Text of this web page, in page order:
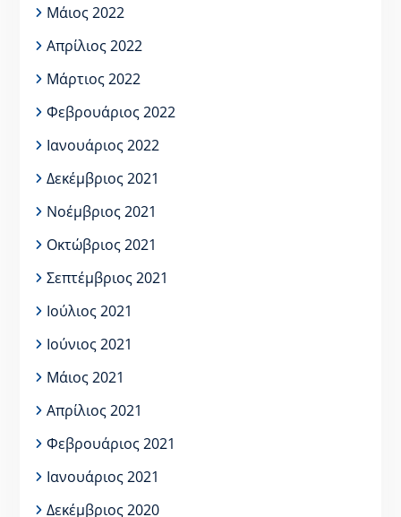
Μάιος 2022
Απρίλιος 2022
Μάρτιος 2022
Φεβρουάριος 2022
Ιανουάριος 2022
Δεκέμβριος 2021
Νοέμβριος 2021
Οκτώβριος 2021
Σεπτέμβριος 2021
Ιούλιος 2021
Ιούνιος 2021
Μάιος 2021
Απρίλιος 2021
Φεβρουάριος 2021
Ιανουάριος 2021
Δεκέμβριος 2020